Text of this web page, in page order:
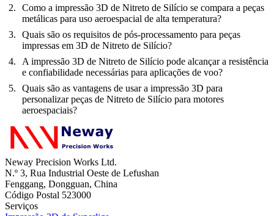
Como a impressão 3D de Nitreto de Silício se compara a peças
metálicas para uso aeroespacial de alta temperatura?
Quais são os requisitos de pós-processamento para peças
impressas em 3D de Nitreto de Silício?
A impressão 3D de Nitreto de Silício pode alcançar a resistência
e confiabilidade necessárias para aplicações de voo?
Quais são as vantagens de usar a impressão 3D para
personalizar peças de Nitreto de Silício para motores
aeroespaciais?
Neway Precision Works Ltd.
N.º 3, Rua Industrial Oeste de Lefushan
Fenggang, Dongguan, China
Código Postal 523000
Serviços